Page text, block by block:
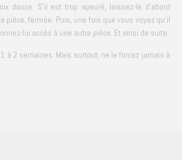
douce. S'il est trop apeuré, laissez-le d’abord
pièce, fermée. Puis, une fois que vous voyez qu’il
lui accès à une autre pièce. Et ainsi de suite.
à 2 semaines. Mais surtout, ne le forcez jamais à